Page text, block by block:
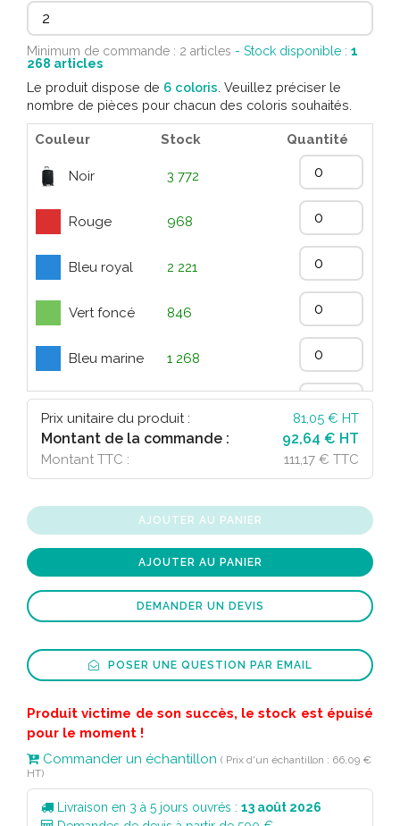
Minimum de commande : 2 articles - Stock disponible : 1
268 articles
Le produit dispose de 6 coloris . Veuillez préciser le
nombre de pièces pour chacun des coloris souhaités.
Couleur Stock Quantité
Noir 3 772
Rouge 968
Bleu royal 2 221
Vert foncé 846
Bleu marine 1 268
Argent Mat
697
Prix unitaire du produit :
81,05 € HT
Montant de la commande : 92,64 € HT
Montant TTC : 111,17 € TTC
AJOUTER AU PANIER
AJOUTER AU PANIER
DEMANDER UN DEVIS
POSER UNE QUESTION PAR EMAIL
Produit victime de son succès, le stock est épuisé
pour le moment !
Commander un échantillon ( Prix d'un échantillon : 66,09 €
HT)
Livraison en 3 à 5 jours ouvrés : 13 août 2026